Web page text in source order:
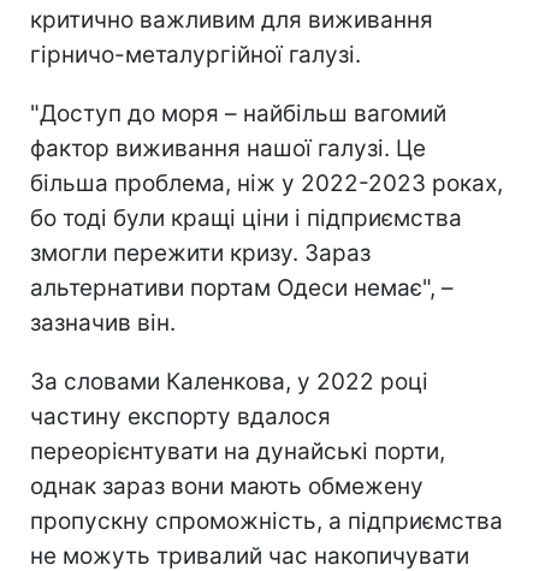
критично важливим для виживання
гірничо-металургійної галузі.
"Доступ до моря – найбільш вагомий
фактор виживання нашої галузі. Це
більша проблема, ніж у 2022-2023 роках,
бо тоді були кращі ціни і підприємства
змогли пережити кризу. Зараз
альтернативи портам Одеси немає", –
зазначив він.
За словами Каленкова, у 2022 році
частину експорту вдалося
переорієнтувати на дунайські порти,
однак зараз вони мають обмежену
пропускну спроможність, а підприємства
не можуть тривалий час накопичувати